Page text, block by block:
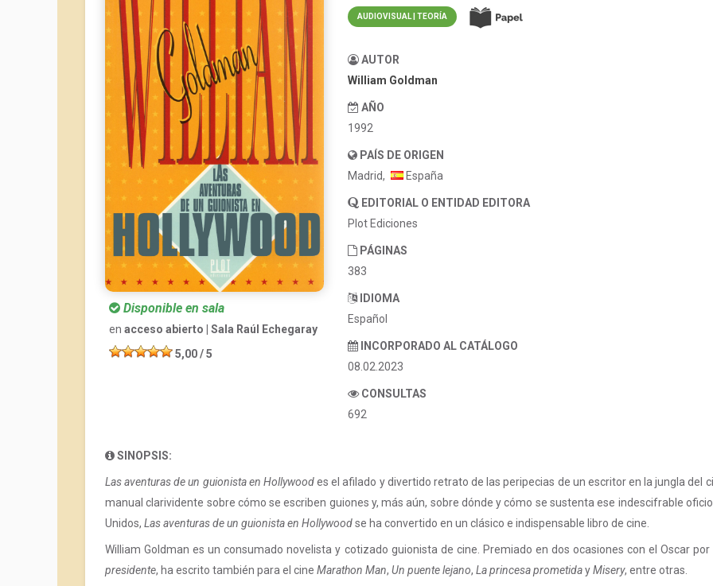
Disponible en sala
en acceso abierto | Sala Raúl Echegaray
5,00 / 5
AUDIOVISUAL | TEORÍA
AUTOR
William Goldman
AÑO
1992
PAÍS DE ORIGEN
Madrid,
España
EDITORIAL O ENTIDAD EDITORA
Plot Ediciones
PÁGINAS
383
IDIOMA
Español
INCORPORADO AL CATÁLOGO
08.02.2023
CONSULTAS
692
SINOPSIS:
Las aventuras de un guionista en Hollywoodes el afilado y divertido retrato de las peripecias de un escritor en la jungla del
manual clarividente sobre cómo se escriben guiones y, más aún, sobre dónde y cómo se sustenta ese indescifrable
Unidos, Las aventuras de un guionista en Hollywoodse ha convertido en un clásico e indispensable libro de cine.
William Goldman es un consumado novelista y cotizado guionista de cine. Premiado en dos ocasiones con el Oscar por
presidente, ha escrito también para el cine Marathon Man, Un puente lejano, La princesa prometidayMisery, entre otras.